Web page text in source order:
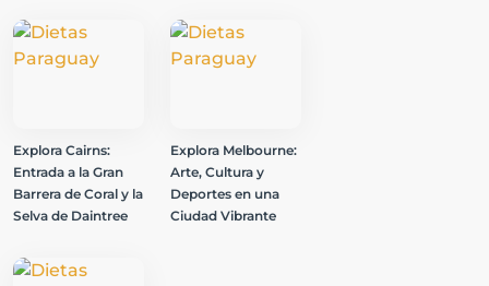
Explora Cairns:
Entrada a la Gran
Barrera de Coral y la
Selva de Daintree
Explora Melbourne:
Arte, Cultura y
Deportes en una
Ciudad Vibrante